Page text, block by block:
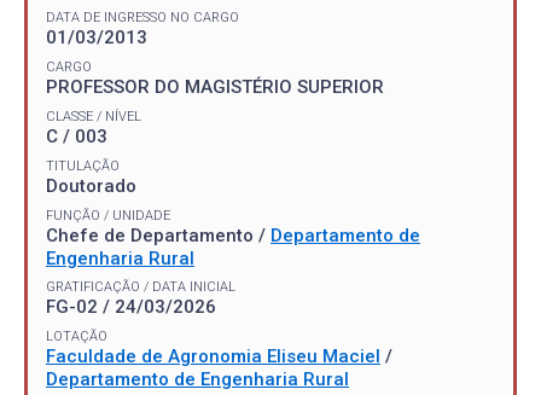
DATA DE INGRESSO NO CARGO
01/03/2013
CARGO
PROFESSOR DO MAGISTÉRIO SUPERIOR
CLASSE / NÍVEL
C / 003
TITULAÇÃO
Doutorado
FUNÇÃO / UNIDADE
Chefe de Departamento / Departamento de
Engenharia Rural
GRATIFICAÇÃO / DATA INICIAL
FG-02 / 24/03/2026
LOTAÇÃO
Faculdade de Agronomia Eliseu Maciel /
Departamento de Engenharia Rural